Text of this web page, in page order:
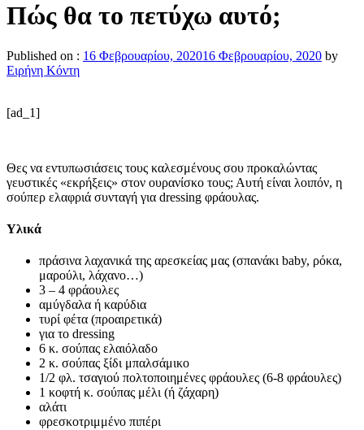
Πώς θα το πετύχω αυτό;
Published on : 16 Φεβρουαρίου, 202016 Φεβρουαρίου, 2020 by
Ειρήνη Κόντη
[ad_1]
Θες να εντυπωσιάσεις τους καλεσμένους σου προκαλώντας
γευστικές «εκρήξεις» στον ουρανίσκο τους; Αυτή είναι λοιπόν, η
σούπερ ελαφριά συνταγή για dressing φράουλας.
Υλικά
πράσινα λαχανικά της αρεσκείας μας (σπανάκι baby, ρόκα,
μαρούλι, λάχανο…)
3 – 4 φράουλες
αμύγδαλα ή καρύδια
τυρί φέτα (προαιρετικά)
για το dressing
6 κ. σούπας ελαιόλαδο
2 κ. σούπας ξίδι μπαλσάμικο
1/2 φλ. τσαγιού πολτοποιημένες φράουλες (6-8 φράουλες)
1 κοφτή κ. σούπας μέλι (ή ζάχαρη)
αλάτι
φρεσκοτριμμένο πιπέρι